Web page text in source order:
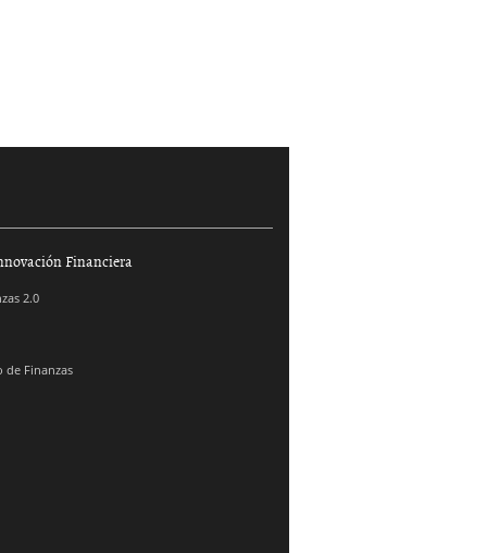
Financiera
2.0
de Finanzas